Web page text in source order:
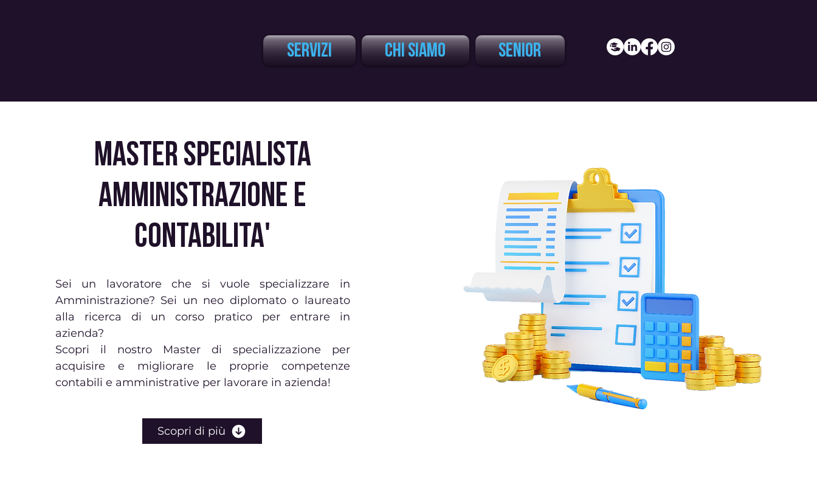
Servizi CHI SIAMO Senior
MASTER SPECIALISTA
AMMINISTRAZIONE E
CONTABILITA'
Sei un lavoratore che si vuole specializzare in
Amministrazione? Sei un neo diplomato o laureato
alla ricerca di un corso pratico per entrare in
azienda?
Scopri il nostro Master di specializzazione per
acquisire e migliorare le proprie competenze
contabili e amministrative per lavorare in azienda!
Scopri di più